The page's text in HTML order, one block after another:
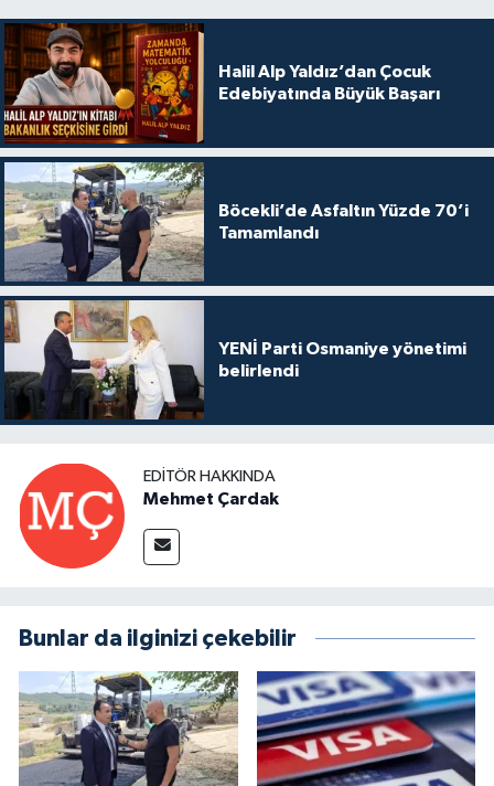
Halil Alp Yaldız’dan Çocuk
Edebiyatında Büyük Başarı
Böcekli’de Asfaltın Yüzde 70’i
Tamamlandı
YENİ Parti Osmaniye yönetimi
belirlendi
EDITÖR HAKKINDA
Mehmet Çardak
Bunlar da ilginizi çekebilir